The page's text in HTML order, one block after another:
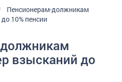
Пенсионерам-должникам
10% пенсии
взысканий до